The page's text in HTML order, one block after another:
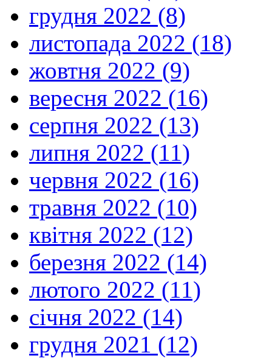
грудня 2022 (8)
листопада 2022 (18)
жовтня 2022 (9)
вересня 2022 (16)
серпня 2022 (13)
липня 2022 (11)
червня 2022 (16)
травня 2022 (10)
квітня 2022 (12)
березня 2022 (14)
лютого 2022 (11)
січня 2022 (14)
грудня 2021 (12)